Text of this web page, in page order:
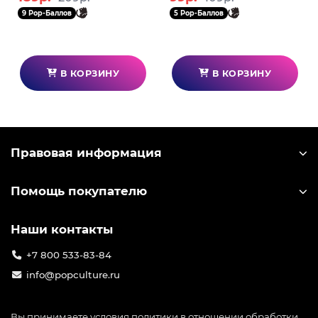
9 Pop-Баллов
В КОРЗИНУ
5 Pop-Баллов
В КОРЗИНУ
Правовая информация
Помощь покупателю
Наши контакты
+7 800 533-83-84
info@popculture.ru